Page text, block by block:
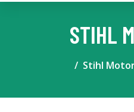
STIHL
Stihl